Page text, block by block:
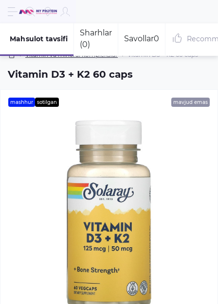
Vitamin va mineral komplekslar Vitamin D3 + K2 60 caps
Vitamin D3 + K2 60 caps
Mahsulot tavsifi
Sharhlar
(0)
Savollar0
mashhur sotilgan mavjud emas